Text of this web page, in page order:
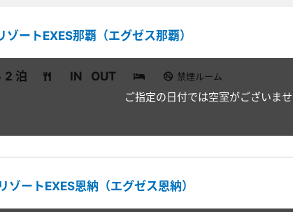
ゾートEXES那覇（エグゼス那覇）
ご指定の日付では空室がございま
泊 IN OUT 禁煙ルーム
ゾートEXES恩納（エグゼス恩納）